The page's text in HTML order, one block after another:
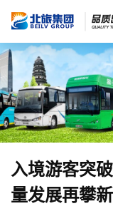
入境游客突
量发展再攀